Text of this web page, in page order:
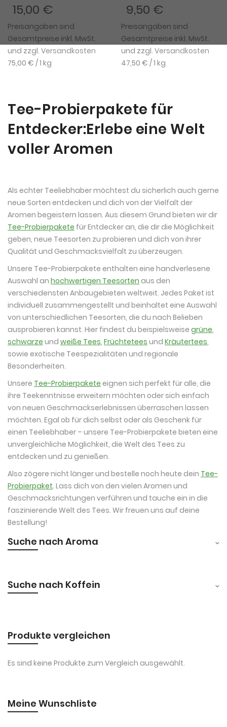
15,00 €
Preisangaben sind
Gesamtpreise inkl. MwSt.
und zzgl. Versandkosten
75,00 € / 1 kg
9,50 €
Preisangaben sind
Gesamtpreise inkl. MwSt.
und zzgl. Versandkosten
47,50 € / 1 kg
Tee-Probierpakete für
Entdecker:Erlebe eine Welt
voller Aromen
Als echter Teeliebhaber möchtest du sicherlich auch gerne
neue Sorten entdecken und dich von der Vielfalt der
Aromen begeistern lassen. Aus diesem Grund bieten wir dir
Tee-Probierpakete für Entdecker an, die dir die Möglichkeit
geben, neue Teesorten zu probieren und dich von ihrer
Qualität und Geschmacksvielfalt zu überzeugen.
Unsere Tee-Probierpakete enthalten eine handverlesene
Auswahl an hochwertigen Teesorten aus den
verschiedensten Anbaugebieten weltweit. Jedes Paket ist
individuell zusammengestellt und beinhaltet eine Auswahl
von unterschiedlichen Teesorten, die du nach Belieben
ausprobieren kannst. Hier findest du beispielsweise grüne,
schwarze und weiße Tees, Früchtetees und Kräutertees,
sowie exotische Teespezialitäten und regionale
Besonderheiten.
Unsere Tee-Probierpakete eignen sich perfekt für alle, die
ihre Teekenntnisse erweitern möchten oder sich einfach
von neuen Geschmackserlebnissen überraschen lassen
möchten. Egal ob für dich selbst oder als Geschenk für
einen Teeliebhaber – unsere Tee-Probierpakete bieten eine
unvergleichliche Möglichkeit, die Welt des Tees zu
entdecken und zu genießen.
Also zögere nicht länger und bestelle noch heute dein Tee-
Probierpaket. Lass dich von den vielen Aromen und
Geschmacksrichtungen verführen und tauche ein in die
faszinierende Welt des Tees. Wir freuen uns auf deine
Bestellung!
Suche nach Aroma
Suche nach Koffein
Produkte vergleichen
Es sind keine Produkte zum Vergleich ausgewählt.
Meine Wunschliste